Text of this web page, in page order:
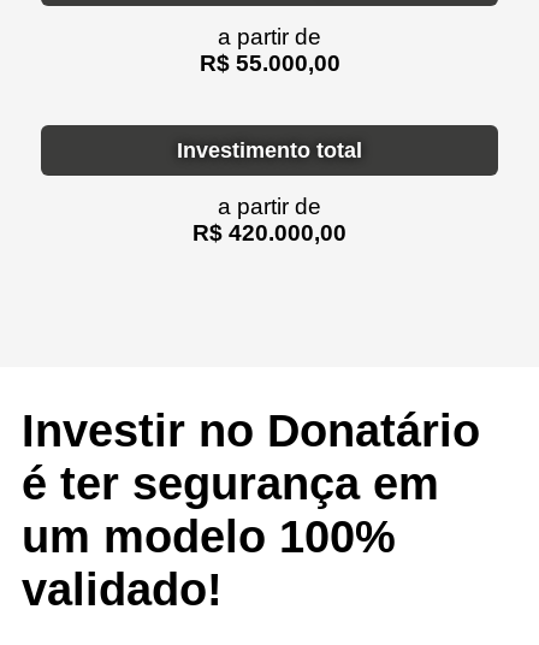
a partir de
R$ 55.000,00
Investimento total
a partir de
R$ 420.000,00
Investir no Donatário
é ter segurança em
um modelo 100%
validado!